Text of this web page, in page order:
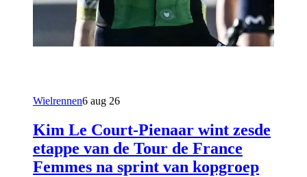
Wielrennen6 aug 26
Kim Le Court-Pienaar wint zesde
etappe van de Tour de France
Femmes na sprint van kopgroep